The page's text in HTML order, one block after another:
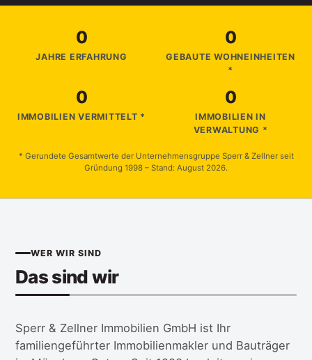
0
JAHRE ERFAHRUNG
0
GEBAUTE WOHNEINHEITEN
*
0
IMMOBILIEN VERMITTELT *
0
IMMOBILIEN IN
VERWALTUNG *
* Gerundete Gesamtwerte der Unternehmensgruppe Sperr & Zellner seit
Gründung 1998 – Stand: August 2026.
WER WIR SIND
Das sind wir
Sperr & Zellner Immobilien GmbH ist Ihr
familiengeführter Immobilienmakler und Bauträger